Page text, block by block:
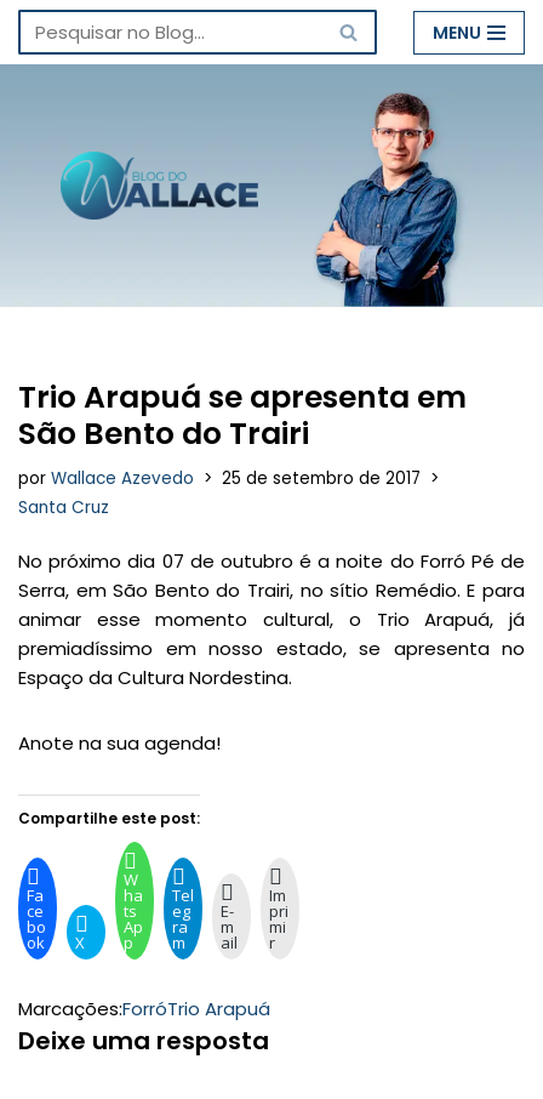
Pular
conteúdo
MENU
Trio Arapuá se apresenta em
São Bento do Trairi
por Wallace Azevedo
25 de setembro de 2017
Santa Cruz
No próximo dia 07 de outubro é a noite do Forró Pé de
Serra, em São Bento do Trairi, no sítio Remédio. E para
animar esse momento cultural, o Trio Arapuá, já
premiadíssimo em nosso estado, se apresenta no
Espaço da Cultura Nordestina.
Anote na sua agenda!
Compartilhe este post:
Fa
ce
bo
ok X
W
ha
ts
Ap
p
Tel
eg
ra
m
E-
m
ail
Im
pri
mi
r
Marcações:ForróTrio Arapuá
Deixe uma resposta